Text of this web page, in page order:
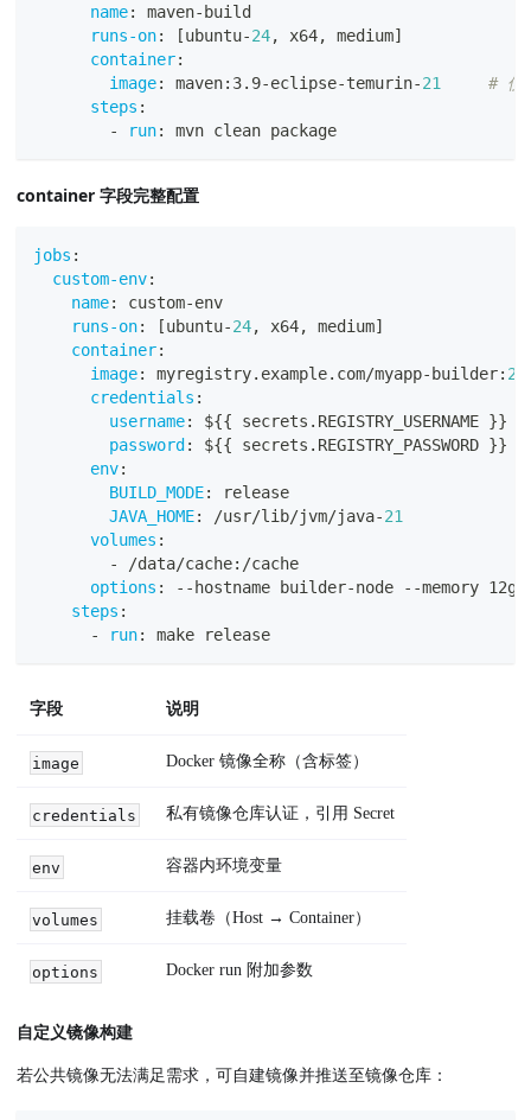
name: maven- build
runs-on: [ubuntu-24, x64, medium]
container:
image: maven: 3.9-eclipse-temurin-21
# 使
steps :
-
run: mvn clean package
container 字段完整配置
jobs :
custom-env:
name: custom-env
runs-on: [ubuntu-24, x64, medium]
container:
image: myregistry.example.com/myapp-builder:
credentials :
username: ${{ secrets.REGISTRY_USERNAME }}
password: ${{ secrets.REGISTRY_PASSWORD }}
env:
BUILD_MODE:
release
JAVA_HOME: /usr/lib/jvm/java-21
volumes :
-
/data/cache: /cache
options : - -hostname builder-node - -memory 12g
steps :
-
run: make release
字段 说明
image Docker 镜像全称（含标签）
credentials 私有镜像仓库认证，引用 Secret
env 容器内环境变量
volumes 挂载卷（Host → Container）
options Docker run 附加参数
自定义镜像构建
若公共镜像无法满足需求，可自建镜像并推送至镜像仓库：